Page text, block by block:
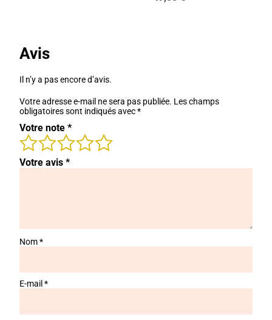
Avis
Il n’y a pas encore d’avis.
Votre adresse e-mail ne sera pas publiée. Les champs
obligatoires sont indiqués avec*
Votre note *
Votre avis *
Nom*
E-mail *